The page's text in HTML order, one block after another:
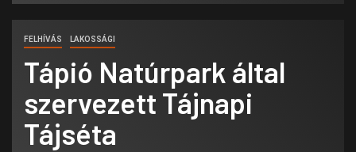
FELHÍVÁS LAKOSSÁGI
Tápió Natúrpark által
szervezett Tájnapi
Tájséta